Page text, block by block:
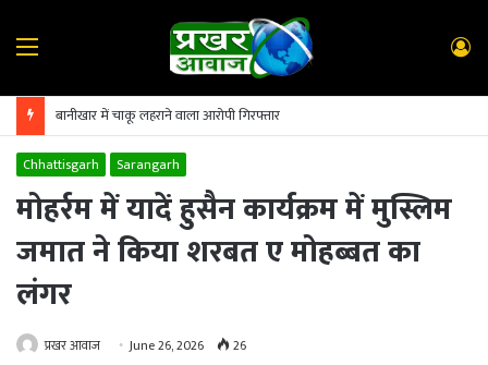
Menu
बानीखार में चाकू लहराने वाला आरोपी गिरफ्तार
Chhattisgarh Sarangarh
मोहर्रम में यादें हुसैन कार्यक्रम में मुस्लिम
जमात ने किया शरबत ए मोहब्बत का
लंगर
प्रखर आवाज June 26, 2026 26